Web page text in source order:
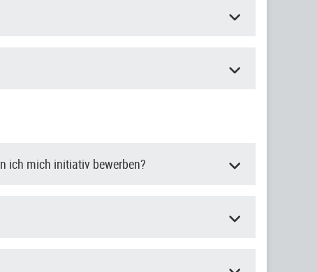
ich mich initiativ bewerben?